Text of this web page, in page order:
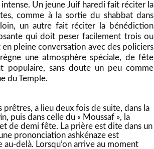
Un jeune Juif haredi fait réciter la
comme à la sortie du shabbat dans
un autre fait réciter la bénédiction
qui doit peser facilement trois ou
pleine conversation avec des policiers
une atmosphère spéciale, de fête
populaire, sans doute un peu comme
du Temple.
prêtres, a lieu deux fois de suite, dans la
puis dans celle du « Moussaf », la
de demi fête. La prière est dite dans un
prononciation ashkénaze est
delà. Lorsqu’on arrive au moment